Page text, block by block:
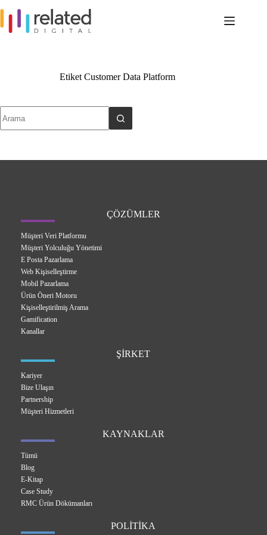
content
Etiket Customer Data Platform
results
ÇÖZÜMLER
Müşteri Veri Platformu
Müşteri Yolculuğu Yönetimi
E Posta Pazarlama
Web Kişiselleştirme
Mobil Pazarlama
Ürün Öneri Motoru
Kişiselleştirilmiş Arama
Gamification
Kanallar
ŞİRKET
Kariyer
Bize Ulaşın
Partnership
Müşteri Hizmetleri
KAYNAKLAR
Tümü
Blog
E-Kitap
Case Study
RMC Ürün Dökümanları
POLİTİKA